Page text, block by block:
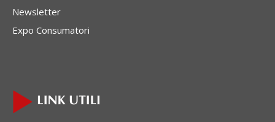
Newsletter
Expo Consumatori